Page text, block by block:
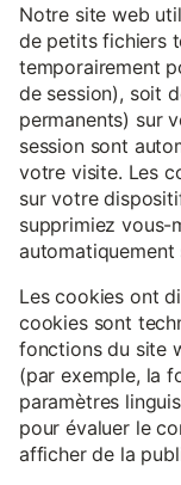
Notre site web
de petits fichiers
temporairement
de session), soit
permanents) sur
session sont
votre visite. Les
sur votre
supprimiez vous-
Les cookies ont
cookies sont
fonctions du site
(par exemple, la
paramètres
pour évaluer le
afficher de la